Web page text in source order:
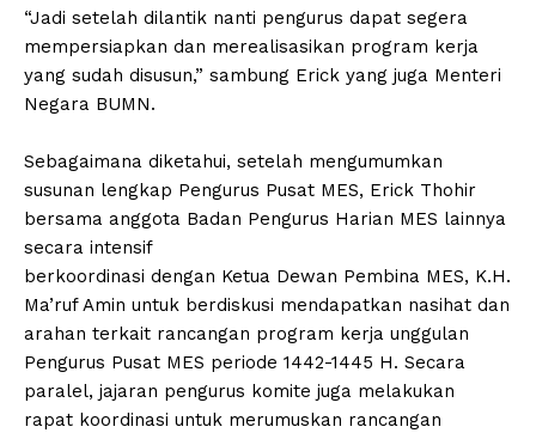
“Jadi setelah dilantik nanti pengurus dapat segera
mempersiapkan dan merealisasikan program kerja
yang sudah disusun,” sambung Erick yang juga Menteri
Negara BUMN.
Sebagaimana diketahui, setelah mengumumkan
susunan lengkap Pengurus Pusat MES, Erick Thohir
bersama anggota Badan Pengurus Harian MES lainnya
secara intensif
berkoordinasi dengan Ketua Dewan Pembina MES, K.H.
Ma’ruf Amin untuk berdiskusi mendapatkan nasihat dan
arahan terkait rancangan program kerja unggulan
Pengurus Pusat MES periode 1442-1445 H. Secara
paralel, jajaran pengurus komite juga melakukan
rapat koordinasi untuk merumuskan rancangan